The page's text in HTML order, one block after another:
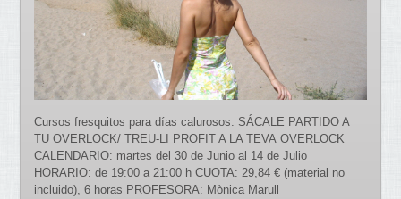
Cursos fresquitos para días calurosos. SÁCALE PARTIDO A
TU OVERLOCK/ TREU-LI PROFIT A LA TEVA OVERLOCK
CALENDARIO: martes del 30 de Junio al 14 de Julio
HORARIO: de 19:00 a 21:00 h CUOTA: 29,84 € (material no
incluido), 6 horas PROFESORA: Mònica Marull